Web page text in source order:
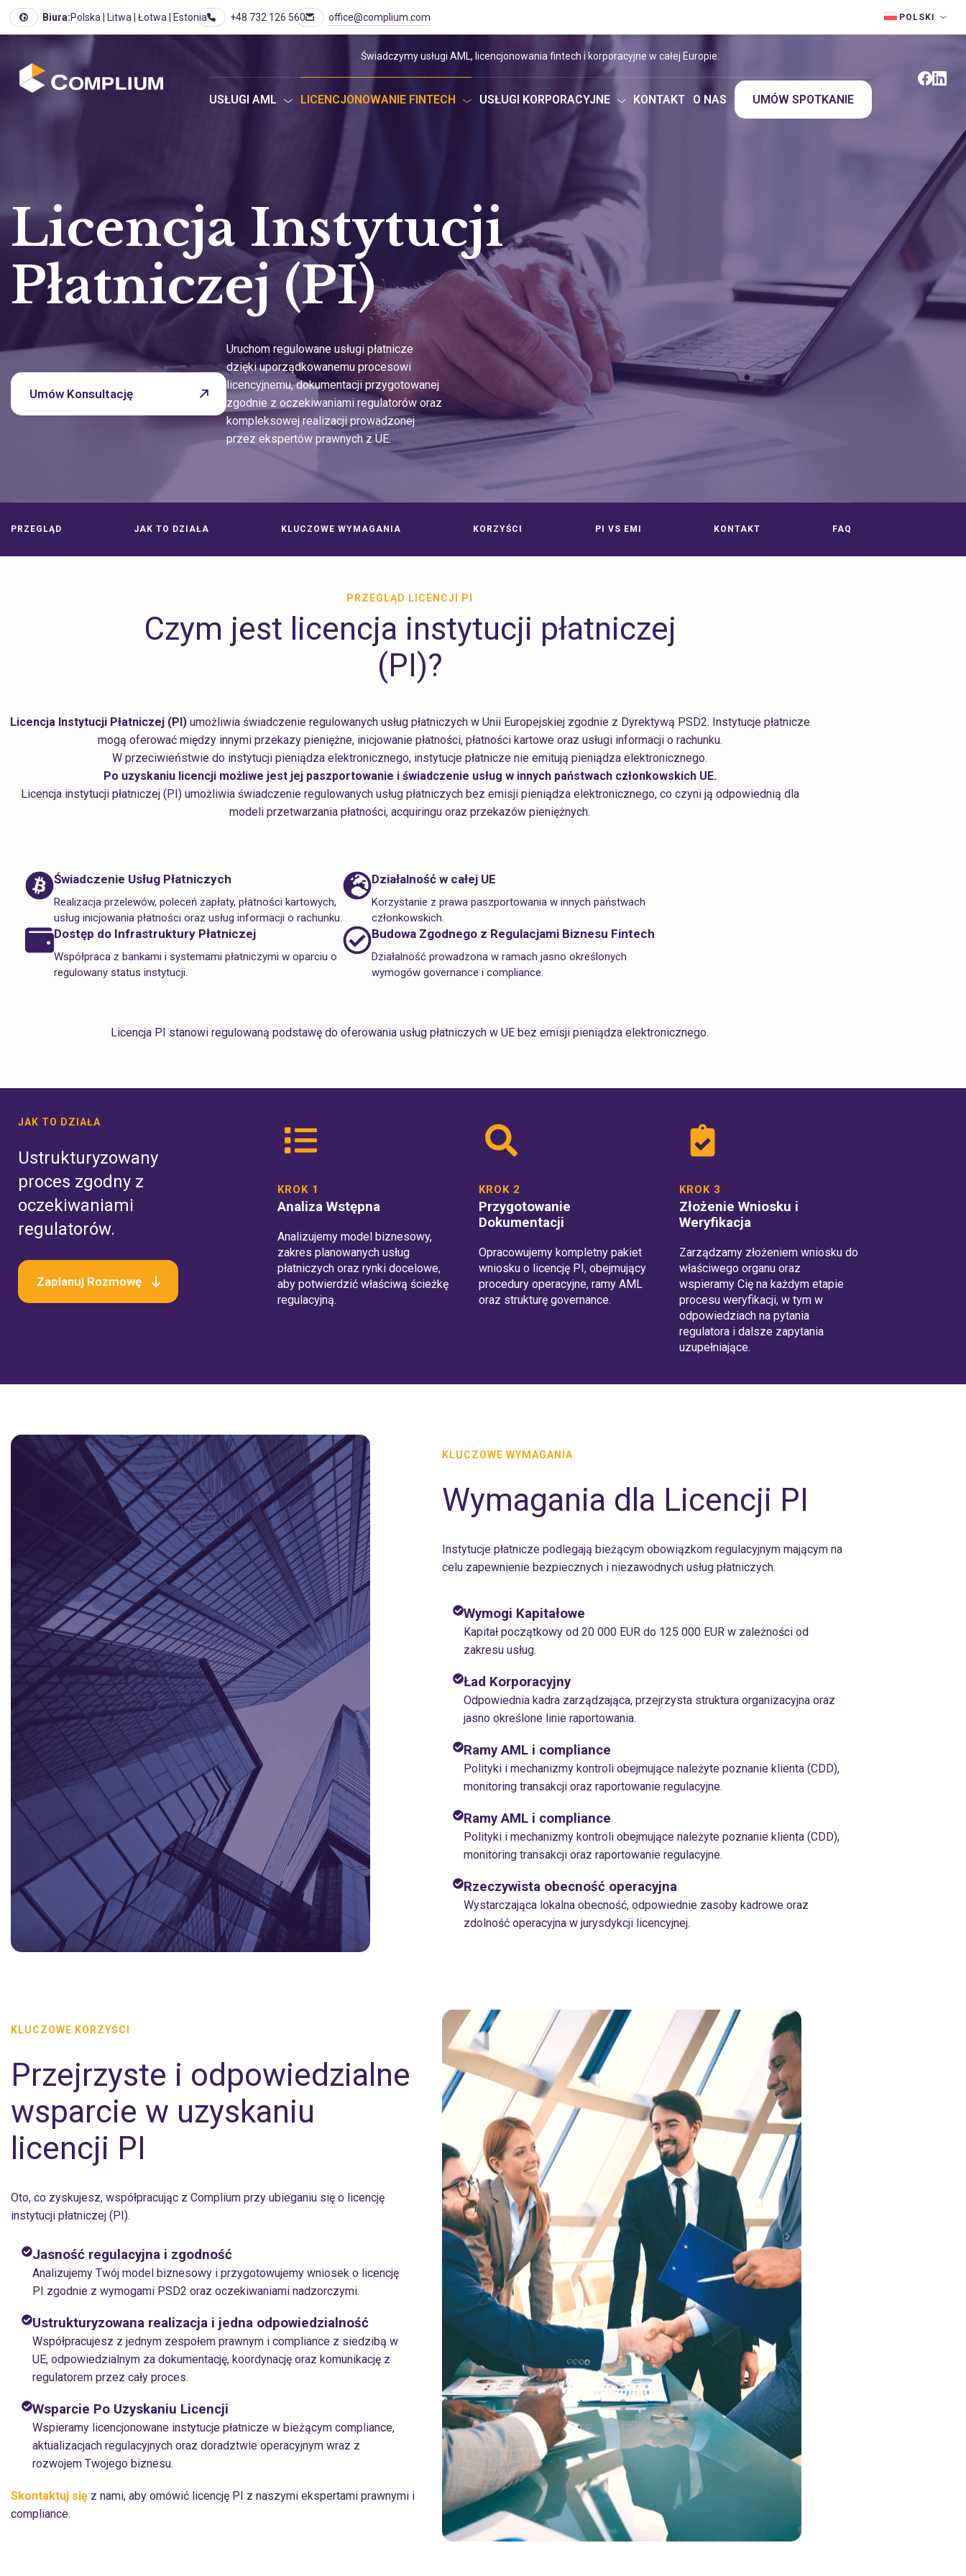
Biura:Polska | Litwa | Łotwa | Estonia +48 732 126 560 office@complium.com POLSKI
Świadczymy usługi AML, licencjonowania fintech i korporacyjne w całej Europie.
USŁUGI AML LICENCJONOWANIE FINTECH USŁUGI KORPORACYJNE KONTAKT O NAS UMÓW SPOTKANIE
Licencja Instytucji
Płatniczej (PI)
Umów Konsultację
Uruchom regulowane usługi płatnicze
dzięki uporządkowanemu procesowi
licencyjnemu, dokumentacji przygotowanej
zgodnie z oczekiwaniami regulatorów oraz
kompleksowej realizacji prowadzonej
przez ekspertów prawnych z UE.
PRZEGLĄD JAK TO DZIAŁA KLUCZOWE WYMAGANIA KORZYŚCI PI VS EMI KONTAKT FAQ
PRZEGLĄD LICENCJI PI
Czym jest licencja instytucji płatniczej
(PI)?
Licencja Instytucji Płatniczej (PI) umożliwia świadczenie regulowanych usług płatniczych w Unii Europejskiej zgodnie z Dyrektywą PSD2. Instytucje płatnicze
mogą oferować między innymi przekazy pieniężne, inicjowanie płatności, płatności kartowe oraz usługi informacji o rachunku.
W przeciwieństwie do instytucji pieniądza elektronicznego, instytucje płatnicze nie emitują pieniądza elektronicznego.
Po uzyskaniu licencji możliwe jest jej paszportowanie i świadczenie usług w innych państwach członkowskich UE.
Licencja instytucji płatniczej (PI) umożliwia świadczenie regulowanych usług płatniczych bez emisji pieniądza elektronicznego, co czyni ją odpowiednią dla
modeli przetwarzania płatności, acquiringu oraz przekazów pieniężnych.
Świadczenie Usług Płatniczych
Realizacja przelewów, poleceń zapłaty, płatności kartowych,
usług inicjowania płatności oraz usług informacji o rachunku.
Działalność w całej UE
Korzystanie z prawa paszportowania w innych państwach
członkowskich.
Dostęp do Infrastruktury Płatniczej
Współpraca z bankami i systemami płatniczymi w oparciu o
regulowany status instytucji.
Budowa Zgodnego z Regulacjami Biznesu Fintech
Działalność prowadzona w ramach jasno określonych
wymogów governance i compliance.
Licencja PI stanowi regulowaną podstawę do oferowania usług płatniczych w UE bez emisji pieniądza elektronicznego.
JAK TO DZIAŁA
Ustrukturyzowany
proces zgodny z
oczekiwaniami
regulatorów.
Zaplanuj Rozmowę
KROK 1
Analiza Wstępna
Analizujemy model biznesowy,
zakres planowanych usług
płatniczych oraz rynki docelowe,
aby potwierdzić właściwą ścieżkę
regulacyjną.
KROK 2
Przygotowanie
Dokumentacji
Opracowujemy kompletny pakiet
wniosku o licencję PI, obejmujący
procedury operacyjne, ramy AML
oraz strukturę governance.
KROK 3
Złożenie Wniosku i
Weryfikacja
Zarządzamy złożeniem wniosku do
właściwego organu oraz
wspieramy Cię na każdym etapie
procesu weryfikacji, w tym w
odpowiedziach na pytania
regulatora i dalsze zapytania
uzupełniające.
KLUCZOWE WYMAGANIA
Wymagania dla Licencji PI
Instytucje płatnicze podlegają bieżącym obowiązkom regulacyjnym mającym na
celu zapewnienie bezpiecznych i niezawodnych usług płatniczych.
Wymogi Kapitałowe
Kapitał początkowy od 20 000 EUR do 125 000 EUR w zależności od
zakresu usług.
Ład Korporacyjny
Odpowiednia kadra zarządzająca, przejrzysta struktura organizacyjna oraz
jasno określone linie raportowania.
Ramy AML i compliance
Polityki i mechanizmy kontroli obejmujące należyte poznanie klienta (CDD),
monitoring transakcji oraz raportowanie regulacyjne.
Ramy AML i compliance
Polityki i mechanizmy kontroli obejmujące należyte poznanie klienta (CDD),
monitoring transakcji oraz raportowanie regulacyjne.
Rzeczywista obecność operacyjna
Wystarczająca lokalna obecność, odpowiednie zasoby kadrowe oraz
zdolność operacyjna w jurysdykcji licencyjnej.
KLUCZOWE KORZYŚCI
Przejrzyste i odpowiedzialne
wsparcie w uzyskaniu
licencji PI
Oto, co zyskujesz, współpracując z Complium przy ubieganiu się o licencję
instytucji płatniczej (PI).
Jasność regulacyjna i zgodność
Analizujemy Twój model biznesowy i przygotowujemy wniosek o licencję
PI zgodnie z wymogami PSD2 oraz oczekiwaniami nadzorczymi.
Ustrukturyzowana realizacja i jedna odpowiedzialność
Współpracujesz z jednym zespołem prawnym i compliance z siedzibą w
UE, odpowiedzialnym za dokumentację, koordynację oraz komunikację z
regulatorem przez cały proces.
Wsparcie Po Uzyskaniu Licencji
Wspieramy licencjonowane instytucje płatnicze w bieżącym compliance,
aktualizacjach regulacyjnych oraz doradztwie operacyjnym wraz z
rozwojem Twojego biznesu.
Skontaktuj się z nami, aby omówić licencję PI z naszymi ekspertami prawnymi i
compliance.